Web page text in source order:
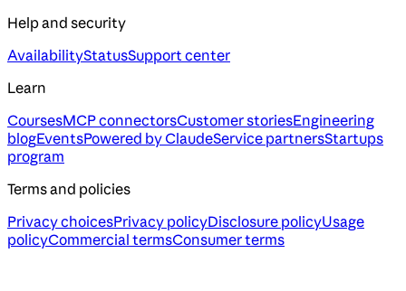
Help and security
AvailabilityStatusSupport center
Learn
CoursesMCP connectorsCustomer storiesEngineering
blogEventsPowered by ClaudeService partnersStartups
program
Terms and policies
Privacy choicesPrivacy policyDisclosure policyUsage
policyCommercial termsConsumer terms